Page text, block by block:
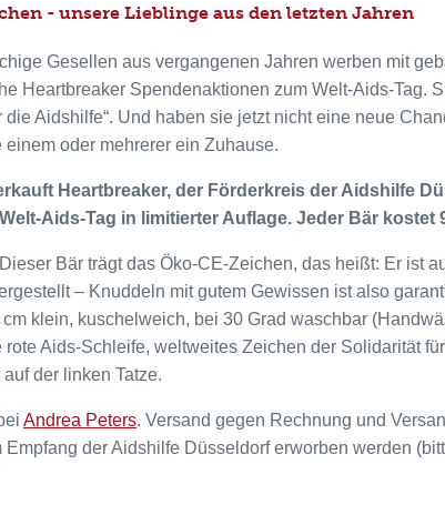
- unsere Lieblinge aus den letzten Jahren
Gesellen aus vergangenen Jahren werben mit
Heartbreaker Spendenaktionen zum Welt-Aids-Tag.
die Aidshilfe“. Und haben sie jetzt nicht eine neue
einem oder mehrerer ein Zuhause.
Heartbreaker, der Förderkreis der Aidshilfe
Aids-Tag in limitierter Auflage. Jeder Bär kostet
Bär trägt das Öko-CE-Zeichen, das heißt: Er ist
– Knuddeln mit gutem Gewissen ist also
cm klein, kuschelweich, bei 30 Grad waschbar
rote Aids-Schleife, weltweites Zeichen der Solidarität
der linken Tatze.
Andrea Peters. Versand gegen Rechnung und
Empfang der Aidshilfe Düsseldorf erworben werden